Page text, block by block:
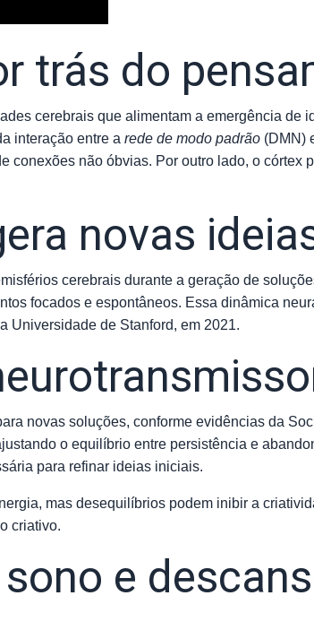
trás do
cerebrais que alimentam a emergência de
interação entre a rede de modo padrão (DMN)
conexões não óbvias. Por outro lado, o córtex
novas
cerebrais durante a geração de
focados e espontâneos. Essa dinâmica
Universidade de Stanford, em 2021.
novas soluções, conforme evidências da
o equilíbrio entre persistência e
para refinar ideias iniciais.
mas desequilíbrios podem inibir a
criativo.
e